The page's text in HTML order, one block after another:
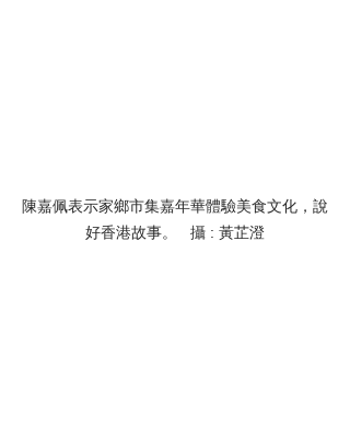
陳嘉佩表示家鄉市集嘉年華體驗美食文化，說
好香港故事。   攝 : 黃芷澄